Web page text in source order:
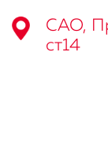
САО,
ст14